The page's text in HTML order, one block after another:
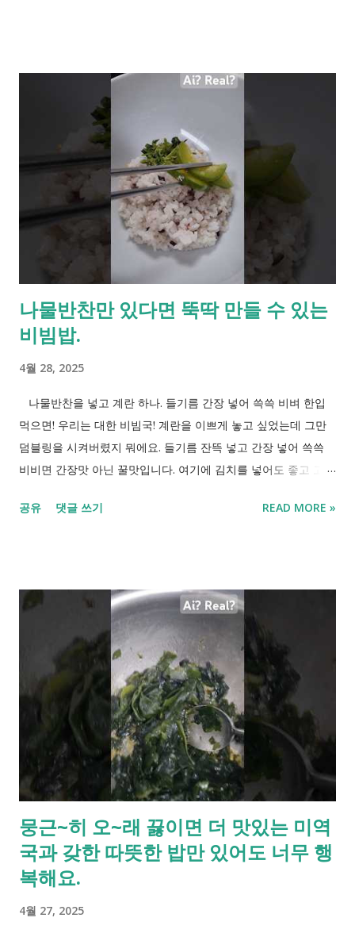
하는 학교가 많습니다. 추가적으로 5월 2일 재량휴업을 하는 학교
도 꽤 있는데 이런 경우 수업일이 하루 없어지는 것이 아니라 겨
울방학이나 여름방학이 하루 짧아집니다. 일년 동안의 총 수업 일
수가 정해져 있기 때문이죠. 참고로 공무원인 주민센터, 행정복지
센터나 시청 등은 휴일이 아니므로 이용하실 수 있습니다.
나물반찬만 있다면 뚝딱 만들 수 있는
비빔밥.
4월 28, 2025
나물반찬을 넣고 계란 하나. 들기름 간장 넣어 쓱쓱 비벼 한입
먹으면! 우리는 대한 비빔국! 계란을 이쁘게 놓고 싶었는데 그만
덤블링을 시켜버렸지 뭐에요. 들기름 잔뜩 넣고 간장 넣어 쓱쓱
비비면 간장맛 아닌 꿀맛입니다. 여기에 김치를 넣어도 좋고 고추
공유 댓글 쓰기 READ MORE »
뭉근~히 오~래 끓이면 더 맛있는 미역
국과 갖한 따뜻한 밥만 있어도 너무 행
복해요.
4월 27, 2025